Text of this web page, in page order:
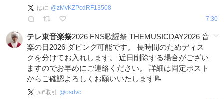
はに @zMvKZPcdRF13508
7:30
テレ東音楽祭2026 FNS歌謡祭 THEMUSICDAY2026 音
楽の日2026 ダビング可能です。 長時間のためディス
クを分けてお入れします。 近日削除する場合がござい
ますのでお早めにご連絡ください。 詳細は固定ポスト
からご確認よろしくお願いいたします📝
𝓜*取引 @osdvc